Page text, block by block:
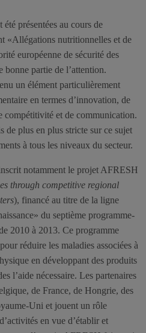
présentées au cours de
«Allégations nutritionnelles et de
européenne de sécurité des
partie de l’attention.
un élément particulièrement
en termes d’innovation, de
compétitivité et de communication.
de plus en plus stricte sur ce sujet
à tous les niveaux du secteur.
notamment le projet AFRESH
through competitive regional
), financé au titre de la ligne
du septième programme-
2010 à 2013. Ce programme
réduire les maladies associées à
en développant des produits
l’aide nécessaire. Les partenaires
de France, de Hongrie, des
Uni et jouent un rôle
en vue d’établir et